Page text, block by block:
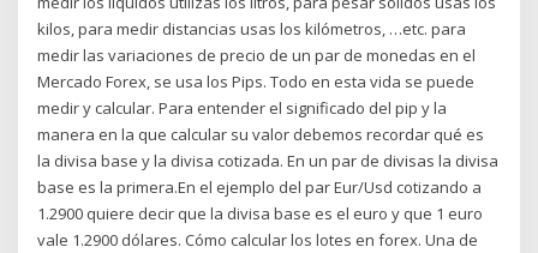
kilos, para medir distancias usas los kilómetros, …etc. para
medir las variaciones de precio de un par de monedas en el
Mercado Forex, se usa los Pips. Todo en esta vida se puede
medir y calcular. Para entender el significado del pip y la
manera en la que calcular su valor debemos recordar qué es
la divisa base y la divisa cotizada. En un par de divisas la divisa
base es la primera.En el ejemplo del par Eur/Usd cotizando a
1.2900 quiere decir que la divisa base es el euro y que 1 euro
vale 1.2900 dólares. Cómo calcular los lotes en forex. Una de